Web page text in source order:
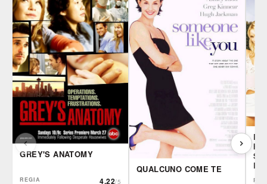
GREY'S ANATOMY
REGIA 4.22/5
QUALCUNO COME TE